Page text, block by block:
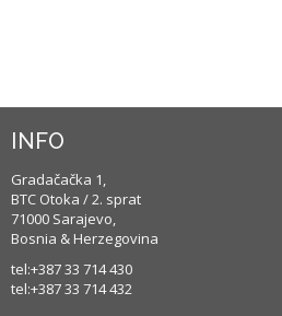
INFO
Gradačačka 1,
BTC Otoka / 2. sprat
71000 Sarajevo,
Bosnia & Herzegovina
tel:+387 33 714 430
tel:+387 33 714 432